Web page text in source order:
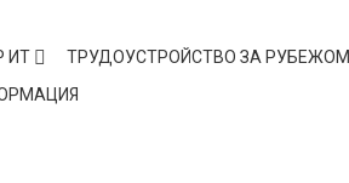
ИТ ТРУДОУСТРОЙСТВО ЗА РУБЕЖОМ